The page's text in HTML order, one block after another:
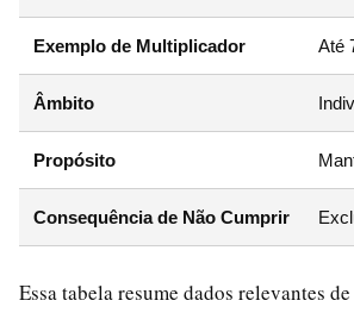
Exemplo de Multiplicador Até
Âmbito
Propósito
Consequência de Não Cumprir
Essa tabela resume dados relevantes